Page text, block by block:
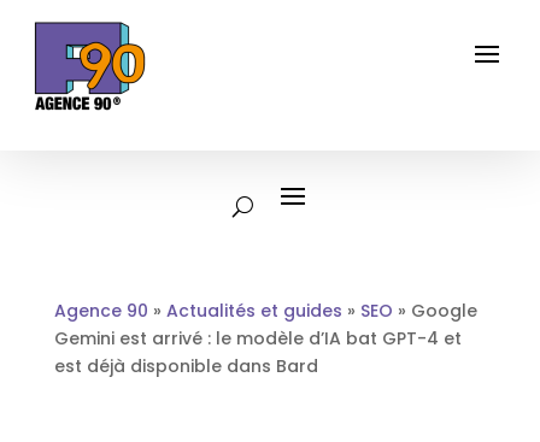
Agence 90 » Actualités et guides » SEO » Google
Gemini est arrivé : le modèle d’IA bat GPT-4 et
est déjà disponible dans Bard